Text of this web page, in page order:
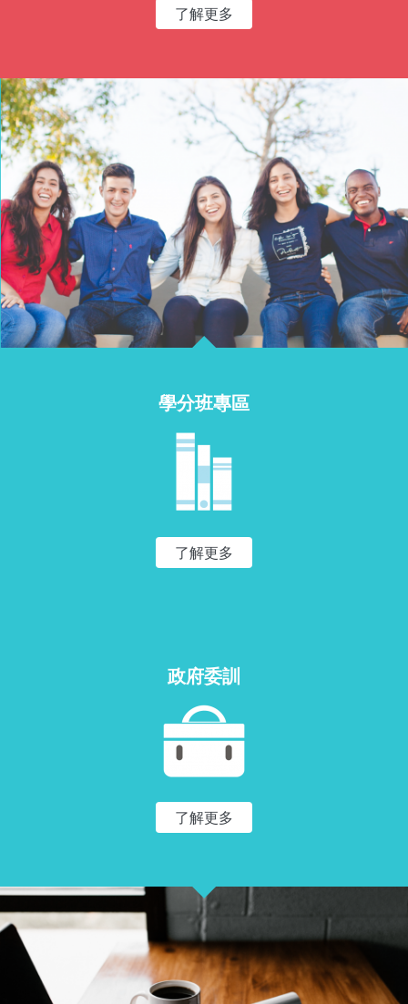
了解更多
學分班專區
了解更多
政府委訓
了解更多